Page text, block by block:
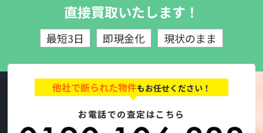
直接買取いたします！
最短3日 即現金化 現状のまま
他社で断られた物件もお任せください！
お電話での査定はこちら